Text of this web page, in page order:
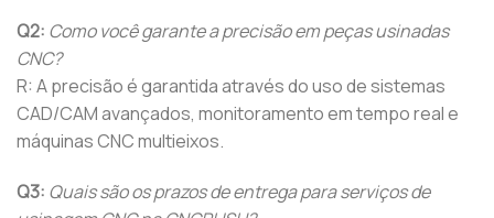
Q2: Como você garante a precisão em peças usinadas
CNC?
R: A precisão é garantida através do uso de sistemas
CAD/CAM avançados, monitoramento em tempo real e
máquinas CNC multieixos.
Q3: Quais são os prazos de entrega para serviços de